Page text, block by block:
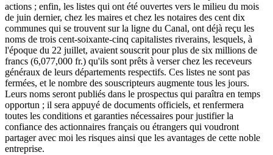
actions ; enfin, les listes qui ont été ouvertes vers le milieu du mois
de juin dernier, chez les maires et chez les notaires des cent dix
communes qui se trouvent sur la ligne du Canal, ont déjà reçu les
noms de trois cent-soixante-cinq capitalistes riverains, lesquels, à
l'époque du 22 juillet, avaient souscrit pour plus de six millions de
francs (6,077,000 fr.) qu'ils sont prêts à verser chez les receveurs
généraux de leurs départements respectifs. Ces listes ne sont pas
fermées, et le nombre des souscripteurs augmente tous les jours.
Leurs noms seront publiés dans le prospectus qui paraîtra en temps
opportun ; il sera appuyé de documents officiels, et renfermera
toutes les conditions et garanties nécessaires pour justifier la
confiance des actionnaires français ou étrangers qui voudront
partager avec moi les risques ainsi que les avantages de cette noble
entreprise.